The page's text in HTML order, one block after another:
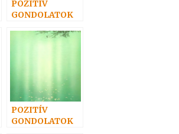
POZITÍV
GONDOLATOK
POZITÍV
GONDOLATOK